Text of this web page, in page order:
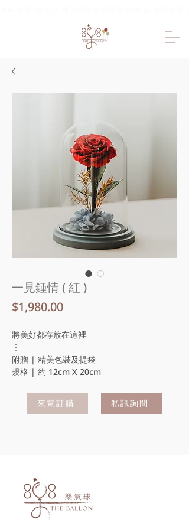
一見鍾情 ( 紅 )
$1,980.00價
將美好都存放在這裡
︙
附贈 | 精美包裝及提袋
規格 | 約 12cm X 20cm
來電訂購 私訊詢問